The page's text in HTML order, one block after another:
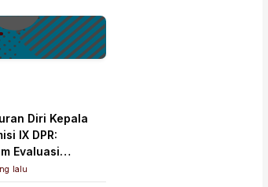
Diri Kepala
IX DPR:
Evaluasi
Program MBG
lalu